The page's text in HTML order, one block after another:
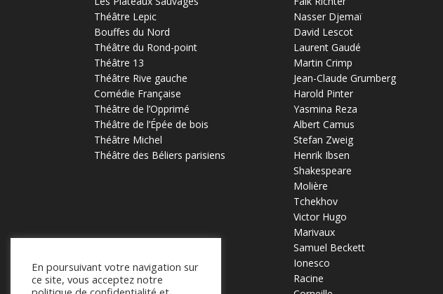
Théâtre Lepic
Bouffes du Nord
Théâtre du Rond-point
Théâtre 13
Théâtre Rive gauche
Comédie Française
Théâtre de l’Opprimé
Théâtre de l’Épée de bois
Théâtre Michel
Théâtre des Béliers parisiens
Nasser Djemaï
David Lescot
Laurent Gaudé
Martin Crimp
Jean-Claude Grumberg
Harold Pinter
Yasmina Reza
Albert Camus
Stefan Zweig
Henrik Ibsen
Shakespeare
Molière
Tchekhov
Victor Hugo
Marivaux
Samuel Beckett
Ionesco
Racine
En poursuivant votre navigation sur
ce site, vous acceptez notre